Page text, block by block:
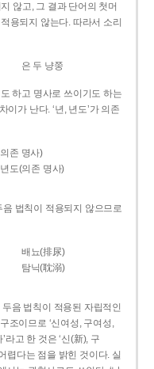
않고, 그 결과 단어의 첫머
용되지 않는다. 따라서 소리
은 두 냥쭝
도 하고 명사로 쓰이기도 하는
가 난다. ‘년, 년도’가 의존
존 명사)
도(의존 명사)
법칙이 적용되지 않으므로
배뇨(排尿)
탐닉(耽溺)
두음 법칙이 적용된 자립적인
조이므로 ‘신여성, 구여성,
라고 한 것은 ‘신(新), 구
렵다는 점을 밝힌 것이다. 실